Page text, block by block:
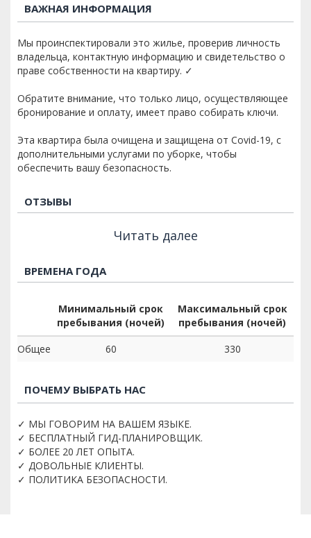
ВАЖНАЯ ИНФОРМАЦИЯ
Мы проинспектировали это жилье, проверив личность
владельца, контактную информацию и свидетельство о
праве собственности на квартиру. ✓
Обратите внимание, что только лицо, осуществляющее
бронирование и оплату, имеет право собирать ключи.
Эта квартира была очищена и защищена от Covid-19, с
дополнительными услугами по уборке, чтобы
обеспечить вашу безопасность.
ОТЗЫВЫ
Читать далее
ВРЕМЕНА ГОДА
Минимальный срок
пребывания (ночей)
Максимальный срок
пребывания (ночей)
Общее
60 330
ПОЧЕМУ ВЫБРАТЬ НАС
✓ МЫ ГОВОРИМ НА ВАШЕМ ЯЗЫКЕ.
✓ БЕСПЛАТНЫЙ ГИД-ПЛАНИРОВЩИК.
✓ БОЛЕЕ 20 ЛЕТ ОПЫТА.
✓ ДОВОЛЬНЫЕ КЛИЕНТЫ.
✓ ПОЛИТИКА БЕЗОПАСНОСТИ.